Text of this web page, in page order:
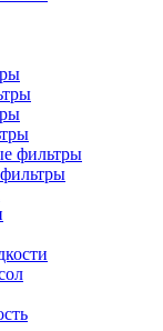
фильтры